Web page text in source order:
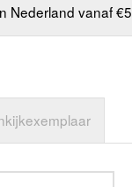
Nederland vanaf